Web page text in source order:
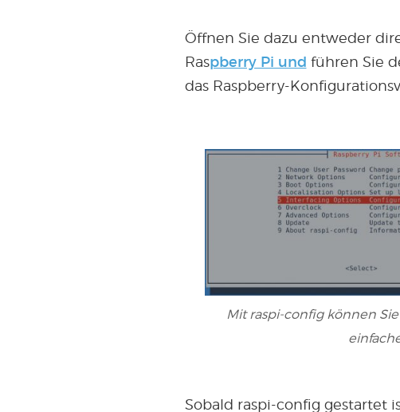
Öffnen Sie dazu entweder
Raspberry Pi und führen Sie
das Raspberry-
Mit raspi-config können
Sobald raspi-config gestartet